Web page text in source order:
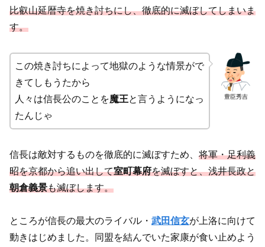
比叡山延暦寺を焼き討ちにし、徹底的に滅ぼしてしまいま
す。
豊臣秀吉
この焼き討ちによって地獄のような情景がで
きてしもうたから
人々は信長公のことを魔王と言うようになっ
たんじゃ
信長は敵対するものを徹底的に滅ぼすため、 将軍・足利義
昭を京都から追い出して室町幕府を滅ぼすと、浅井長政と
朝倉義景も滅ぼします。
ところが信長の最大のライバル・ 武田信玄が上洛に向けて
動きはじめました。同盟を結んでいた家康が食い止めよう